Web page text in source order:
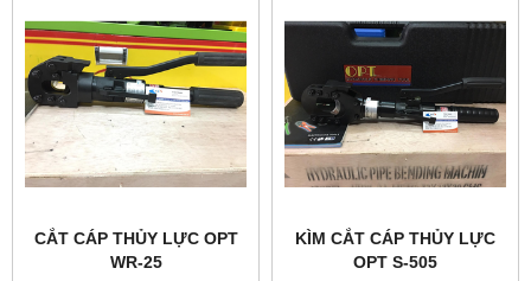
CẮT CÁP THỦY LỰC OPT
WR-25
KÌM CẮT CÁP THỦY LỰC
OPT S-505